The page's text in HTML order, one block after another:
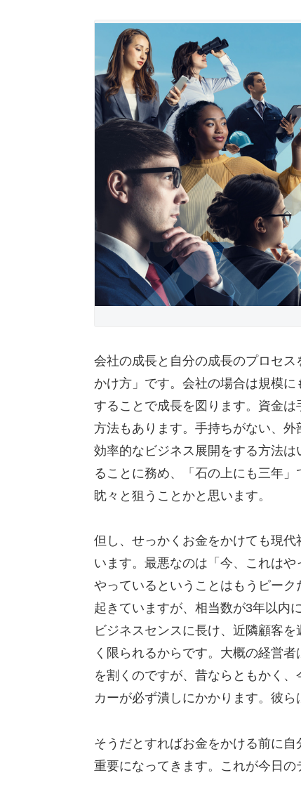
会社の成長と自分の成長のプロセ
かけ方」です。会社の場合は規模
することで成長を図ります。資金
方法もあります。手持ちがない、
効率的なビジネス展開をする方法
ることに務め、「石の上にも三年
眈々と狙うことかと思います。
但し、せっかくお金をかけても現
います。最悪なのは「今、これは
やっているということはもうピー
起きていますが、相当数が3年以内
ビジネスセンスに長け、近隣顧客
く限られるからです。大概の経営
を割くのですが、昔ならともかく
カーが必ず潰しにかかります。彼
そうだとすればお金をかける前に
重要になってきます。これが今日の